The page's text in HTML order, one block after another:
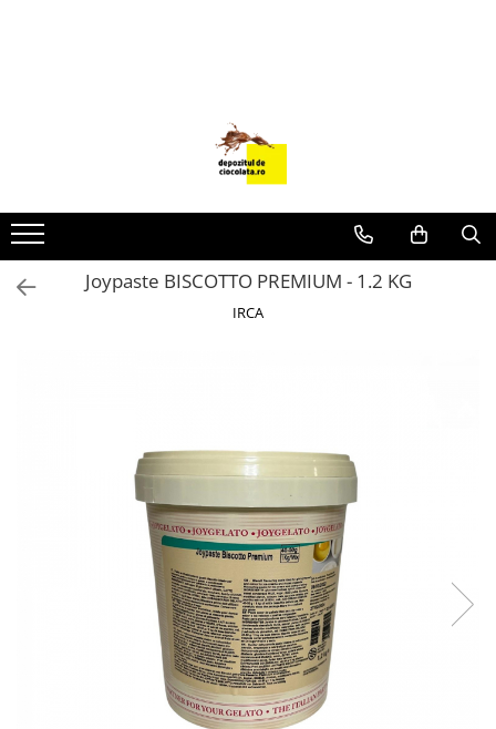
GLAZURI, UMPLUTURI, CREME
USTENSILE SI FORME SILICON
PASTA DE ZAHARJoypaste BISCOTTO PREMIUM - 1.2 KG
IRCA